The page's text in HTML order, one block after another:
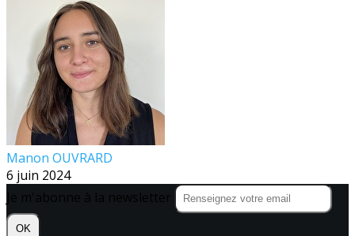
Manon OUVRARD
6 juin 2024
OK